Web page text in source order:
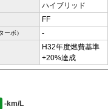
ハイブリッド
FF
ーボ） -
H32年度燃費基準
+20%達成
-km/L